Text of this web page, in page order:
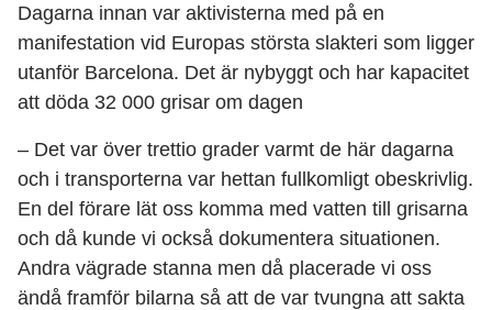
Dagarna innan var aktivisterna med på en
manifestation vid Europas största slakteri som ligger
utanför Barcelona. Det är nybyggt och har kapacitet
att döda 32 000 grisar om dagen
– Det var över trettio grader varmt de här dagarna
och i transporterna var hettan fullkomligt obeskrivlig.
En del förare lät oss komma med vatten till grisarna
och då kunde vi också dokumentera situationen.
Andra vägrade stanna men då placerade vi oss
ändå framför bilarna så att de var tvungna att sakta